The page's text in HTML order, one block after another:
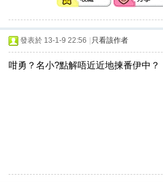
發表於 13-1-9 22:56 只看該作者
咁勇？名小?點解唔近近地揀番伊中？